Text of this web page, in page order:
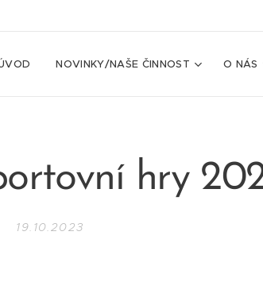
NOVINKY/NAŠE ČINNOST O NÁS
hry
19.10.2023